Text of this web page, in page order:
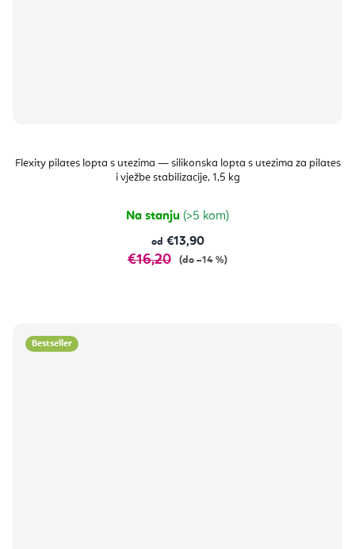
Flexity pilates lopta s utezima — silikonska lopta s utezima za pilates
i vježbe stabilizacije, 1,5 kg
Na stanju (>5 kom)
od €13,90
€16,20 (do –14 %)
Bestseller